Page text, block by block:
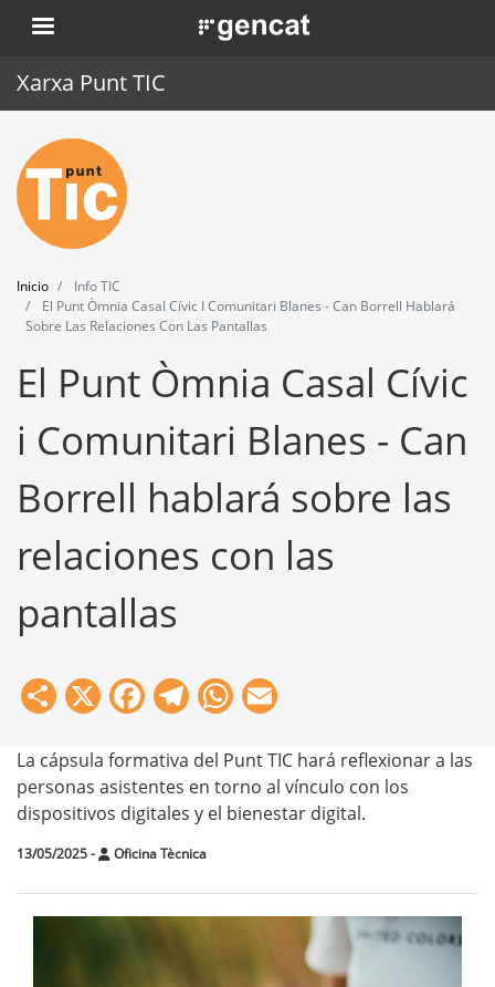
Pasar
al
. Obre en una nova finestra.
Xarxa Punt TIC
Inicio
Punt TIC
Actualidad
Agenda
Herramientas
Inicio
Info TIC
El Punt Òmnia Casal Cívic I Comunitari Blanes - Can Borrell Hablará
Sobre Las Relaciones Con Las Pantallas
El Punt Òmnia Casal Cívic
i Comunitari Blanes - Can
Borrell hablará sobre las
relaciones con las
pantallas
Share
X Facebook
Telegram
WhatsApp
La cápsula formativa del Punt TIC hará reflexionar a las
personas asistentes en torno al vínculo con los
dispositivos digitales y el bienestar digital.
13/05/2025- Oficina Tècnica